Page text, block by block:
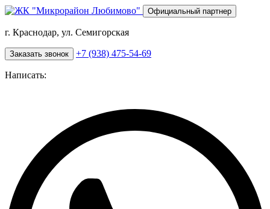
Перейти
основному
Официальный партнер
г. Краснодар, ул. Семигорская
Заказать звонок +7 (938) 475-54-69
Написать: